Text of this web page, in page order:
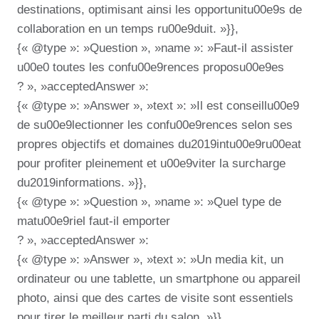
destinations, optimisant ainsi les opportunitu00e9s de
collaboration en un temps ru00e9duit. »}},
{« @type »: »Question », »name »: »Faut-il assister
u00e0 toutes les confu00e9rences proposu00e9es
? », »acceptedAnswer »:
{« @type »: »Answer », »text »: »Il est conseillu00e9
de su00e9lectionner les confu00e9rences selon ses
propres objectifs et domaines du2019intu00e9ru00eat
pour profiter pleinement et u00e9viter la surcharge
du2019informations. »}},
{« @type »: »Question », »name »: »Quel type de
matu00e9riel faut-il emporter
? », »acceptedAnswer »:
{« @type »: »Answer », »text »: »Un media kit, un
ordinateur ou une tablette, un smartphone ou appareil
photo, ainsi que des cartes de visite sont essentiels